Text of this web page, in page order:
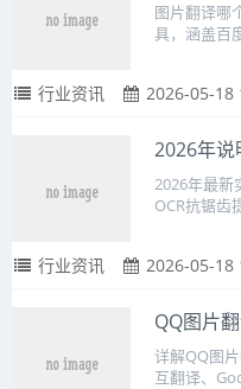
图片翻译哪
具，涵盖百
行业资讯 2026-05-18
2026年说
2026年最新
OCR抗锯齿
行业资讯 2026-05-18
QQ图片
详解QQ图
互翻译、